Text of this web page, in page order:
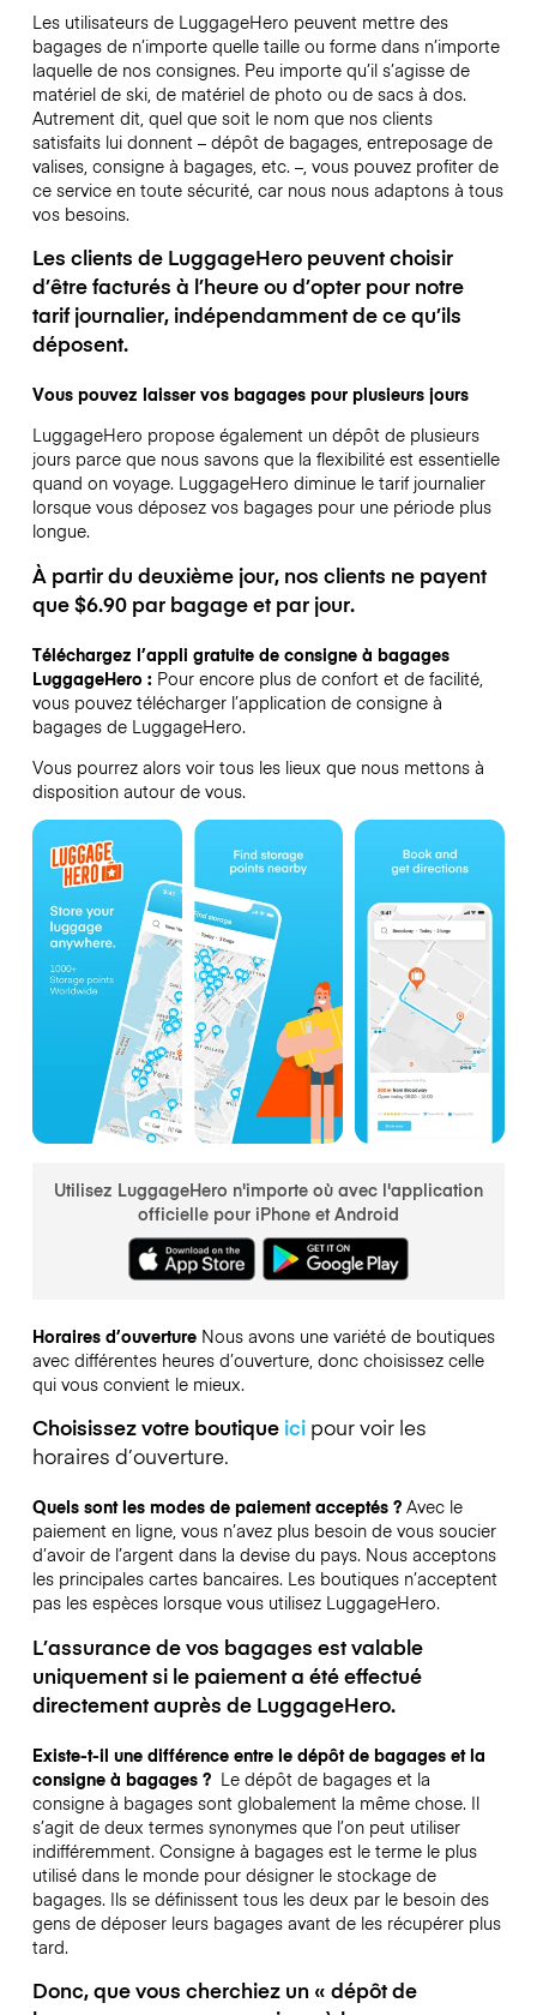
Les utilisateurs de LuggageHero peuvent mettre des
bagages de n’importe quelle taille ou forme dans n’importe
laquelle de nos consignes. Peu importe qu’il s’agisse de
matériel de ski, de matériel de photo ou de sacs à dos.
Autrement dit, quel que soit le nom que nos clients
satisfaits lui donnent – dépôt de bagages, entreposage de
valises, consigne à bagages, etc. –, vous pouvez profiter de
ce service en toute sécurité, car nous nous adaptons à tous
vos besoins.
Les clients de LuggageHero peuvent choisir
d’être facturés à l’heure ou d’opter pour notre
tarif journalier, indépendamment de ce qu’ils
déposent.
Vous pouvez laisser vos bagages pour plusieurs jours
LuggageHero propose également un dépôt de plusieurs
jours parce que nous savons que la flexibilité est essentielle
quand on voyage. LuggageHero diminue le tarif journalier
lorsque vous déposez vos bagages pour une période plus
longue.
À partir du deuxième jour, nos clients ne payent
que $6.90 par bagage et par jour.
Téléchargez l’appli gratuite de consigne à bagages
LuggageHero :Pour encore plus de confort et de facilité,
vous pouvez télécharger l’application de consigne à
bagages de LuggageHero.
Vous pourrez alors voir tous les lieux que nous mettons à
disposition autour de vous.
Utilisez LuggageHero n'importe où avec l'application
officielle pour iPhone et Android
Horaires d’ouverture Nous avons une variété de boutiques
avec différentes heures d’ouverture, donc choisissez celle
qui vous convient le mieux.
Choisissez votre boutique icipour voir les
horaires d’ouverture.
Quels sont les modes de paiement acceptés ? Avec le
paiement en ligne, vous n’avez plus besoin de vous soucier
d’avoir de l’argent dans la devise du pays. Nous acceptons
les principales cartes bancaires. Les boutiques n’acceptent
pas les espèces lorsque vous utilisez LuggageHero.
L’assurance de vos bagages est valable
uniquement si le paiement a été effectué
directement auprès de LuggageHero.
Existe-t-il une différence entre le dépôt de bagages et la
consigne à bagages ? Le dépôt de bagages et la
consigne à bagages sont globalement la même chose. Il
s’agit de deux termes synonymes que l’on peut utiliser
indifféremment. Consigne à bagages est le terme le plus
utilisé dans le monde pour désigner le stockage de
bagages. Ils se définissent tous les deux par le besoin des
gens de déposer leurs bagages avant de les récupérer plus
tard.
Donc, que vous cherchiez un « dépôt de